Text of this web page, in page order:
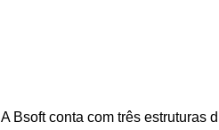
A Bsoft conta com três estruturas